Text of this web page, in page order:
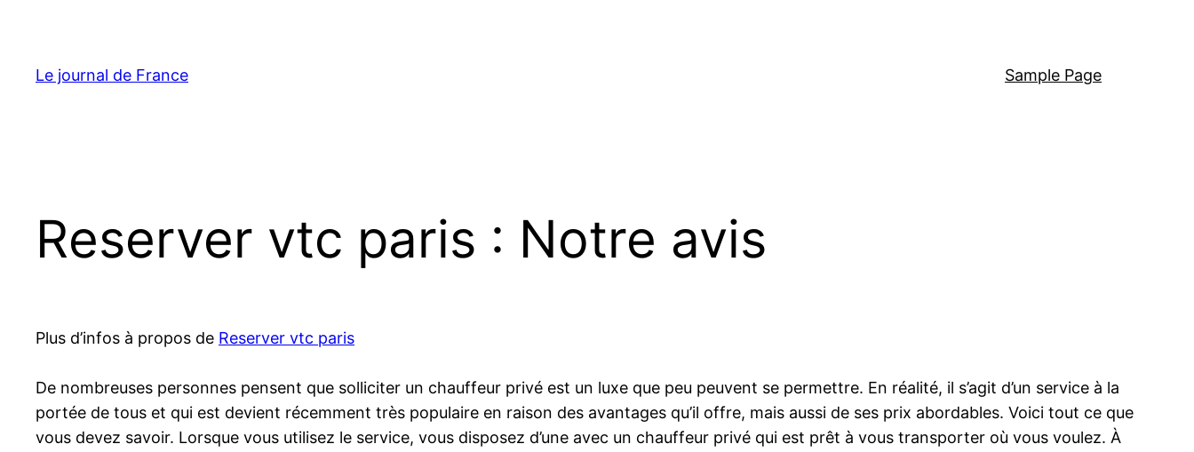
contenu
Le journal de France Sample Page
Reserver vtc paris : Notre avis
Plus d’infos à propos de Reserver vtc paris
De nombreuses personnes pensent que solliciter un chauffeur privé est un luxe que peu peuvent se permettre. En réalité, il s’agit d’un service à la
portée de tous et qui est devient récemment très populaire en raison des avantages qu’il offre, mais aussi de ses prix abordables. Voici tout ce que
vous devez savoir. Lorsque vous utilisez le service, vous disposez d’une avec un chauffeur privé qui est prêt à vous transporter où vous voulez. À